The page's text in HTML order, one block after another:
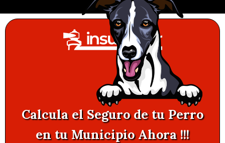
Calcula el Seguro de tu Perro
en tu Municipio Ahora !!!